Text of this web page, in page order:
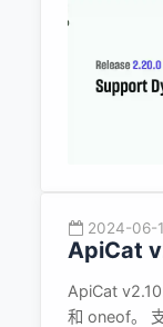
2024-06-
ApiCat
ApiCat
和 oneof。